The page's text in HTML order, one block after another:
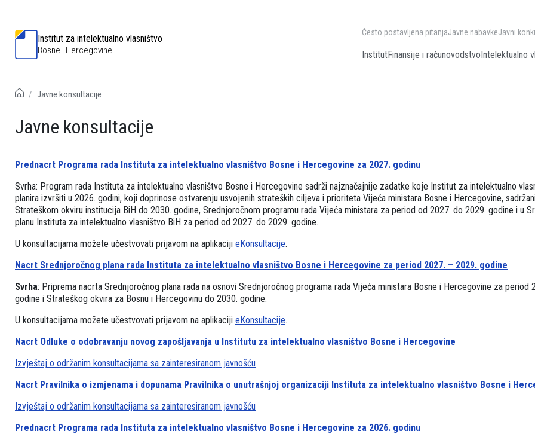
Institut za intelektualno vlasništvo
Bosne i Hercegovine
Često postavljena pitanjaJavne nabavkeJavni
InstitutFinansije i računovodstvoIntelektualno
Javne konsultacije
Javne konsultacije
Prednacrt Programa rada Instituta za intelektualno vlasništvo Bosne i Hercegovine za 2027. godinu
Svrha: Program rada Instituta za intelektualno vlasništvo Bosne i Hercegovine sadrži najznačajnije zadatke koje Institut za intelektualno
planira izvršiti u 2026. godini, koji doprinose ostvarenju usvojenih strateških ciljeva i prioriteta Vijeća ministara Bosne i Hercegovine,
Strateškom okviru institucija BiH do 2030. godine, Srednjoročnom programu rada Vijeća ministara za period od 2027. do 2029. godine i u
planu Instituta za intelektualno vlasništvo BiH za period od 2027. do 2029. godine.
U konsultacijama možete učestvovati prijavom na aplikaciji eKonsultacije.
Nacrt Srednjoročnog plana rada Instituta za intelektualno vlasništvo Bosne i Hercegovine za period 2027. – 2029. godine
Svrha: Priprema nacrta Srednjoročnog plana rada na osnovi Srednjoročnog programa rada Vijeća ministara Bosne i Hercegovine za period
godine i Strateškog okvira za Bosnu i Hercegovinu do 2030. godine.
U konsultacijama možete učestvovati prijavom na aplikaciji eKonsultacije.
Nacrt Odluke o odobravanju novog zapošljavanja u Institutu za intelektualno vlasništvo Bosne i Hercegovine
Izvještaj o održanim konsultacijama sa zainteresiranom javnošću
Nacrt Pravilnika o izmjenama i dopunama Pravilnika o unutrašnjoj organizaciji Instituta za intelektualno vlasništvo Bosne i
Izvještaj o održanim konsultacijama sa zainteresiranom javnošću
Prednacrt Programa rada Instituta za intelektualno vlasništvo Bosne i Hercegovine za 2026. godinu